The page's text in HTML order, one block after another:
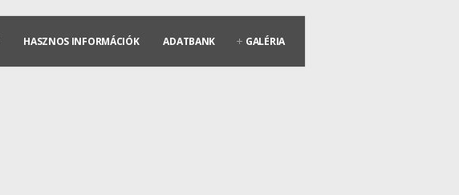
HASZNOS INFORMÁCIÓK ADATBANK GALÉRIA